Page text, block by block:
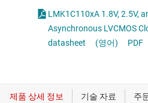
LMK1C110xA 1.8V, 2.5V, and 3.3V Low Noise
Asynchronous LVCMOS Clock Buffer Family
datasheet
(영어) PDF